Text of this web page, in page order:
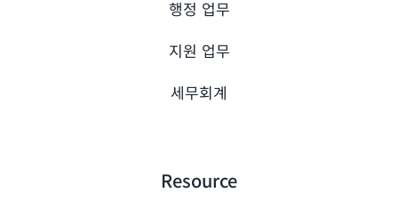
행정 업무
지원 업무
세무회계
Resource